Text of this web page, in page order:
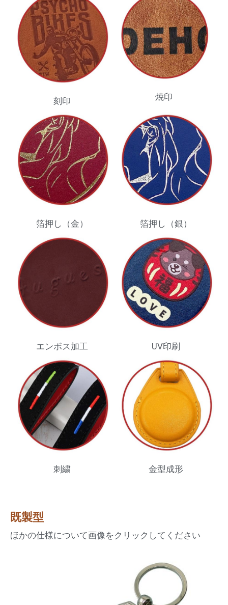
刻印 焼印
箔押し（金） 箔押し（銀）
エンボス加工 UV印刷
刺繍 金型成形
既製型
ほかの仕様について画像をクリックしてください